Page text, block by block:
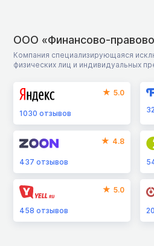
ООО «Финансово-
Компания специализирующаяся
физических лиц и индивидуальных
5.0
1030 отзывов
4.8
437 отзывов
5.0
458 отзывов